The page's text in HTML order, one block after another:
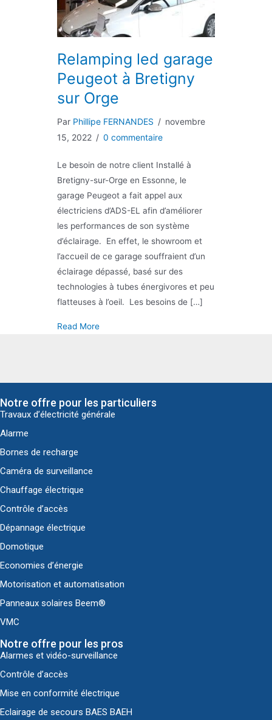
Relamping led garage
Peugeot à Bretigny
sur Orge
Par Phillipe FERNANDES / novembre
15, 2022 / 0 commentaire
Le besoin de notre client Installé à
Bretigny-sur-Orge en Essonne, le
garage Peugeot a fait appel aux
électriciens d’ADS-EL afin d’améliorer
les performances de son système
d’éclairage. En effet, le showroom et
l’accueil de ce garage souffraient d’un
éclairage dépassé, basé sur des
technologies à tubes énergivores et peu
flatteuses à l’oeil. Les besoins de […]
Read Moreabout Relamping led garage Peugeot à
Notre offre pour les particuliers
Travaux d’électricité générale
Alarme
Bornes de recharge
Caméra de surveillance
Chauffage électrique
Contrôle d’accès
Dépannage électrique
Domotique
Economies d’énergie
Motorisation et automatisation
Panneaux solaires Beem®
VMC
Notre offre pour les pros
Alarmes et vidéo-surveillance
Contrôle d’accès
Mise en conformité électrique
Eclairage de secours BAES BAEH